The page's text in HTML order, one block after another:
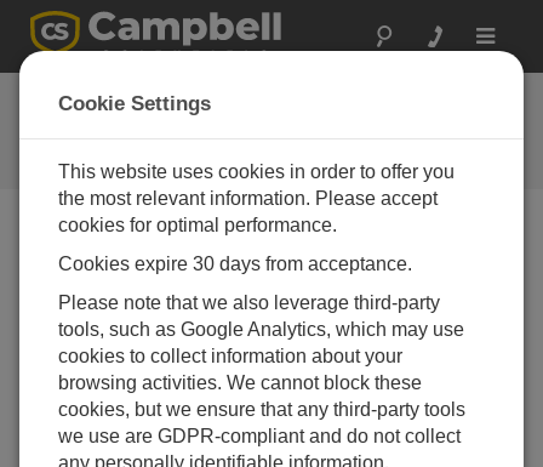
Toggle
よくある質問
当社の製品とソリューションに関
するよくある質問
筐体の底部に取り付けられた銅製のアース端
子が酸化して腐食した場合、どうすれば交換
できますか?
端子を交換する必要はありません。腐食部分を研
磨またはヤスリで削り、きれいな銅を露出させる
だけで、接続部は引き続き機能します。
この回答は役に立ちましたか？
Cookie Settings
This website uses cookies in order to offer you
the most relevant information. Please accept
cookies for optimal performance.
Cookies expire 30 days from acceptance.
Please note that we also leverage third-party
tools, such as Google Analytics, which may use
cookies to collect information about your
browsing activities. We cannot block these
cookies, but we ensure that any third-party tools
we use are GDPR-compliant and do not collect
any personally identifiable information.